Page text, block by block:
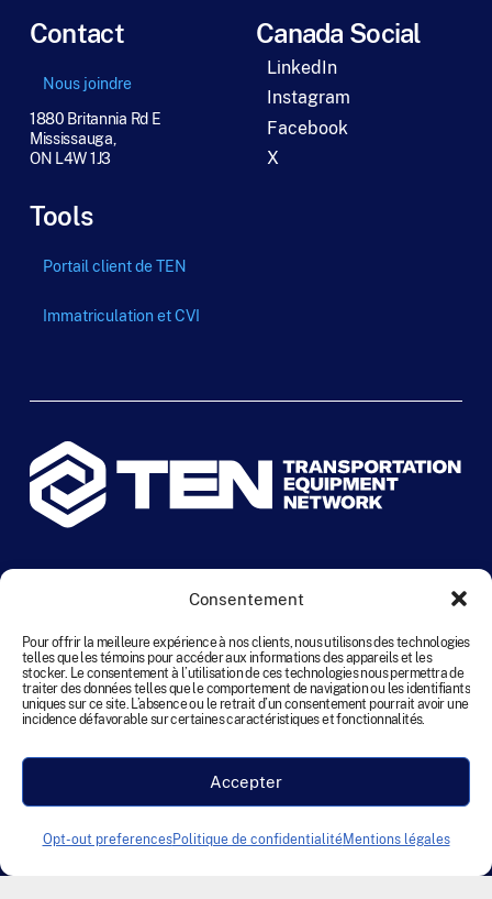
Consentement
Pour offrir la meilleure expérience à nos clients, nous utilisons des technologies
telles que les témoins pour accéder aux informations des appareils et les
stocker. Le consentement à l’utilisation de ces technologies nous permettra de
traiter des données telles que le comportement de navigation ou les identifiants
uniques sur ce site. L’absence ou le retrait d’un consentement pourrait avoir une
incidence défavorable sur certaines caractéristiques et fonctionnalités.
Accepter
Opt-out preferencesPolitique de confidentialitéMentions légales
Contact
Nous joindre
1880 Britannia Rd E
Mississauga,
ON L4W 1J3
Tools
Portail client de TEN
Immatriculation et CVI
Canada Social
LinkedIn
Instagram
Facebook
X
Termes et conditions
Conditions de location
Politique relative aux cookies (Canada)
Clause de non-responsabilité
Accessibility